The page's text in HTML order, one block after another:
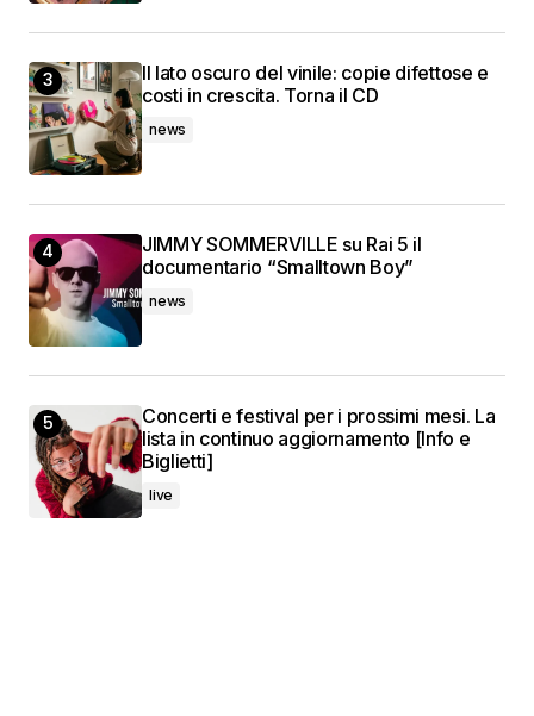
Il lato oscuro del vinile: copie difettose e
costi in crescita. Torna il CD
news
JIMMY SOMMERVILLE su Rai 5 il
documentario “Smalltown Boy”
news
Concerti e festival per i prossimi mesi. La
lista in continuo aggiornamento [Info e
Biglietti]
live